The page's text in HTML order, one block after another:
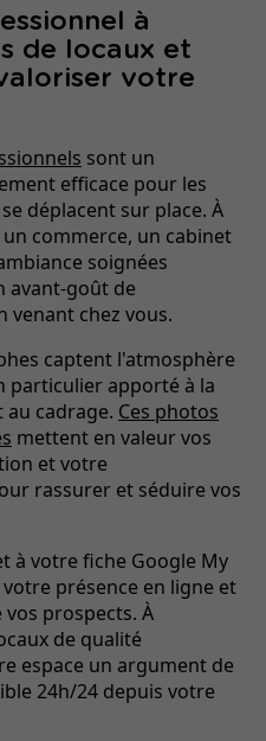
à
de locaux et
votre
sont un
efficace pour les
déplacent sur place. À
commerce, un cabinet
soignées
avant-goût de
venant chez vous.
captent l'atmosphère
particulier apporté à la
cadrage. Ces photos
mettent en valeur vos
et votre
rassurer et séduire vos
à votre fiche Google My
présence en ligne et
prospects. À
de qualité
espace un argument de
24h/24 depuis votre